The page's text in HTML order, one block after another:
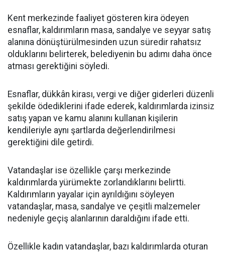
Kent merkezinde faaliyet gösteren kira ödeyen
esnaflar, kaldırımların masa, sandalye ve seyyar satış
alanına dönüştürülmesinden uzun süredir rahatsız
olduklarını belirterek, belediyenin bu adımı daha önce
atması gerektiğini söyledi.
Esnaflar, dükkân kirası, vergi ve diğer giderleri düzenli
şekilde ödediklerini ifade ederek, kaldırımlarda izinsiz
satış yapan ve kamu alanını kullanan kişilerin
kendileriyle aynı şartlarda değerlendirilmesi
gerektiğini dile getirdi.
Vatandaşlar ise özellikle çarşı merkezinde
kaldırımlarda yürümekte zorlandıklarını belirtti.
Kaldırımların yayalar için ayrıldığını söyleyen
vatandaşlar, masa, sandalye ve çeşitli malzemeler
nedeniyle geçiş alanlarının daraldığını ifade etti.
Özellikle kadın vatandaşlar, bazı kaldırımlarda oturan